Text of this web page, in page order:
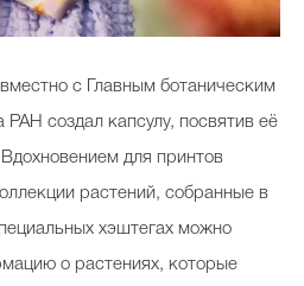
с Главным ботаническим
создал капсулу, посвятив её
для принтов
растений, собранные в
хэштегах можно
о растениях, которые